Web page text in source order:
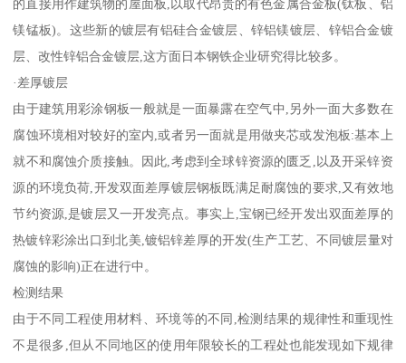
的直接用作建筑物的屋面板,以取代昂贵的有色金属合金板(钛板、铝
镁锰板)。这些新的镀层有铝硅合金镀层、锌铝镁镀层、锌铝合金镀
层、改性锌铝合金镀层,这方面日本钢铁企业研究得比较多。
·差厚镀层
由于建筑用彩涂钢板一般就是一面暴露在空气中,另外一面大多数在
腐蚀环境相对较好的室内,或者另一面就是用做夹芯或发泡板:基本上
就不和腐蚀介质接触。因此,考虑到全球锌资源的匮乏,以及开采锌资
源的环境负荷,开发双面差厚镀层钢板既满足耐腐蚀的要求,又有效地
节约资源,是镀层又一开发亮点。事实上,宝钢已经开发出双面差厚的
热镀锌彩涂出口到北美,镀铝锌差厚的开发(生产工艺、不同镀层量对
腐蚀的影响)正在进行中。
检测结果
由于不同工程使用材料、环境等的不同,检测结果的规律性和重现性
不是很多,但从不同地区的使用年限较长的工程处也能发现如下规律